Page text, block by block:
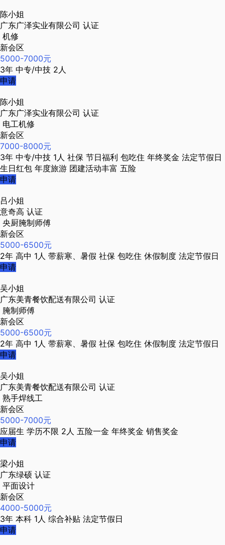
陈小姐
广东广泽实业有限公司 认证
机修
新会区
5000-7000元
3年 中专/中技 2人
申请
陈小姐
广东广泽实业有限公司 认证
电工机修
新会区
7000-8000元
3年 中专/中技 1人 社保 节日福利 包吃住 年终奖金 法定节假日
生日红包 年度旅游 团建活动丰富 五险
申请
吕小姐
意奇高 认证
央厨腌制师傅
新会区
5000-6500元
2年 高中 1人 带薪寒、暑假 社保 包吃住 休假制度 法定节假日
申请
吴小姐
广东美青餐饮配送有限公司 认证
腌制师傅
新会区
5000-6500元
2年 高中 1人 带薪寒、暑假 社保 包吃住 休假制度 法定节假日
申请
吴小姐
广东美青餐饮配送有限公司 认证
熟手焊线工
新会区
5000-7000元
应届生 学历不限 2人 五险一金 年终奖金 销售奖金
申请
梁小姐
广东绿硕 认证
平面设计
新会区
4000-5000元
3年 本科 1人 综合补贴 法定节假日
申请